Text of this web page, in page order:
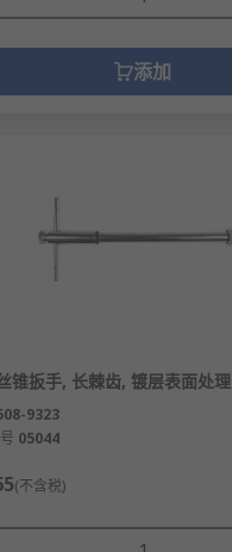
添加
锥扳手, 长棘齿, 镀层表面处理
9323
05044
(不含税)